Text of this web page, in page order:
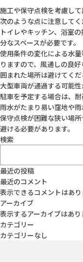
施工や保守点検を考慮し
次のような点に注意してく
トイレやキッチン、浴室
分なスペースが必要です。
使用条件の変化による水
りますので、風通しの良
囲まれた場所は避けてくだ
大型車両が通過する可能
駐車を予定する場合は、
雨水がたまり易い窪地や雨
保守点検が困難な狭い場
避ける必要があります。
検索
最近の投稿
最近のコメント
表示できるコメントはあり
アーカイブ
表示するアーカイブはあり
カテゴリー
カテゴリーなし